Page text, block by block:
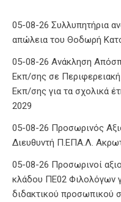
05-08-26 Συλλυπητήρια
απώλεια του Θοδωρή
05-08-26 Ανάκληση
Εκπ/σης σε
Εκπ/σης για τα σχολικά
2029
05-08-26 Προσωρινός
Διευθυντή Π.ΕΠΑ.Λ.
05-08-26 Προσωρινοί
κλάδου ΠΕ02 Φιλολόγων
διδακτικού προσωπικού